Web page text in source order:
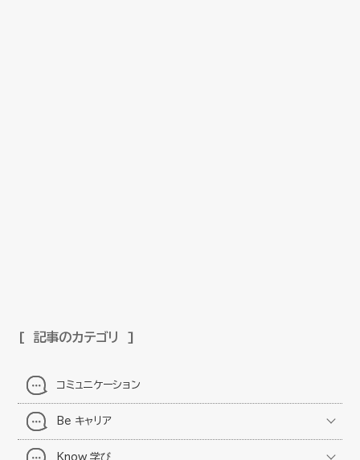
記事のカテゴリ
コミュニケーション
Be キャリア
Know 学び